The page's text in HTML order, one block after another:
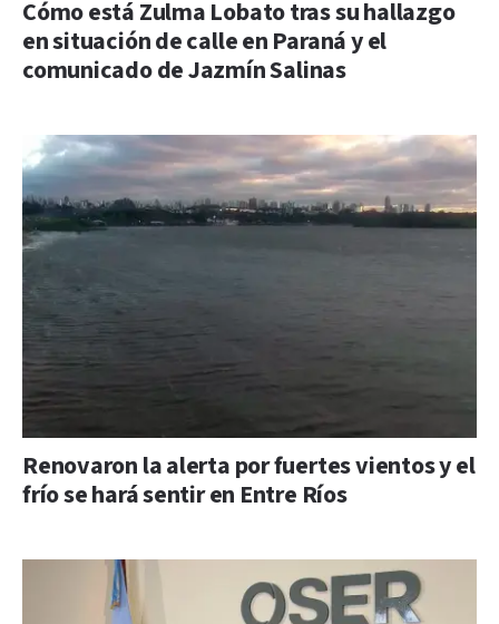
Cómo está Zulma Lobato tras su hallazgo
en situación de calle en Paraná y el
comunicado de Jazmín Salinas
Renovaron la alerta por fuertes vientos y el
frío se hará sentir en Entre Ríos